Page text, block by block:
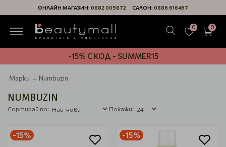
ОНЛАЙН МАГАЗИН: 0882 009872 САЛОН: 0886 616467
0 0
-15% С КОД - SUMMER15
Марки Numbuzin
NUMBUZIN
Сортирай по: Покажи:
-15% -15%